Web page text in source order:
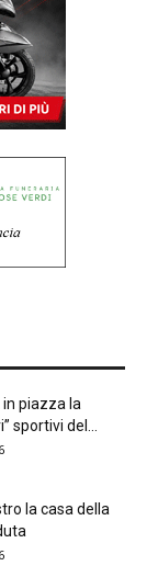
piazza la
sportivi del...
la casa della